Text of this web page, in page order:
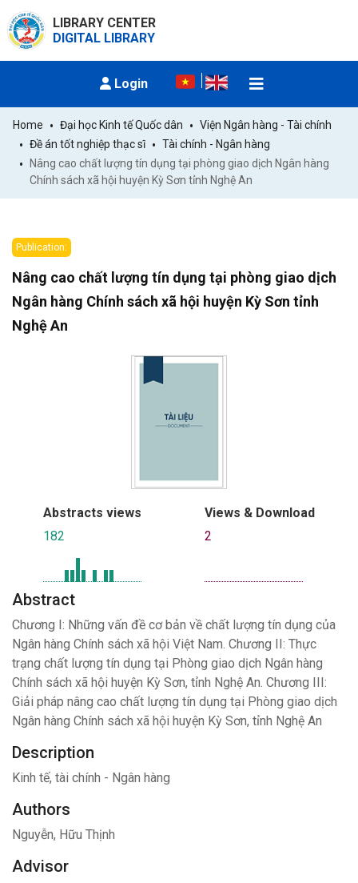
LIBRARY CENTER
DIGITAL LIBRARY
Login
Home Đại học Kinh tế Quốc dân
Viện Ngân hàng - Tài chính
Đề án tốt nghiệp thạc sĩ
Tài chính - Ngân hàng
Nâng cao chất lượng tín dụng tại phòng giao dịch Ngân hàng
Chính sách xã hội huyện Kỳ Sơn tỉnh Nghệ An
Publication:
Nâng cao chất lượng tín dụng tại phòng giao dịch
Ngân hàng Chính sách xã hội huyện Kỳ Sơn tỉnh
Nghệ An
Abstracts views
182
Views & Download
2
Abstract
Chương I: Những vấn đề cơ bản về chất lượng tín dụng của
Ngân hàng Chính sách xã hội Việt Nam. Chương II: Thực
trạng chất lượng tín dụng tại Phòng giao dịch Ngân hàng
Chính sách xã hội huyện Kỳ Sơn, tỉnh Nghệ An. Chương III:
Giải pháp nâng cao chất lượng tín dụng tại Phòng giao dịch
Ngân hàng Chính sách xã hội huyện Kỳ Sơn, tỉnh Nghệ An
Description
Kinh tế, tài chính - Ngân hàng
Authors
Nguyễn, Hữu Thịnh
Advisor